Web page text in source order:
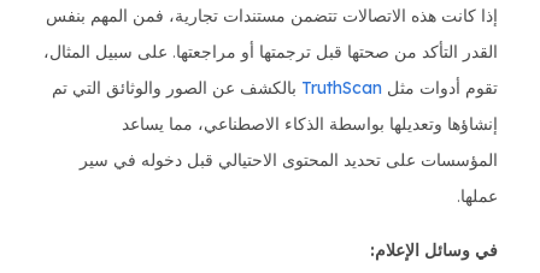
إذا كانت هذه الاتصالات تتضمن مستندات تجارية، فمن المهم بنفس
القدر التأكد من صحتها قبل ترجمتها أو مراجعتها. على سبيل المثال،
تقوم أدوات مثل TruthScan بالكشف عن الصور والوثائق التي تم
إنشاؤها وتعديلها بواسطة الذكاء الاصطناعي، مما يساعد
المؤسسات على تحديد المحتوى الاحتيالي قبل دخوله في سير
عملها.
في وسائل الإعلام: